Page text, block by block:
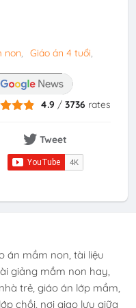
non
Giáo án 4 tuổi
4.9 /3736 rates
Tweet
án mầm non, tài liệu
giảng mầm non hay,
trẻ, giáo án lớp mầm,
chồi, nơi giao lưu giữa